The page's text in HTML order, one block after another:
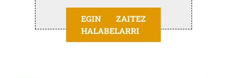
EGIN ZAITEZ
HALABELARRI